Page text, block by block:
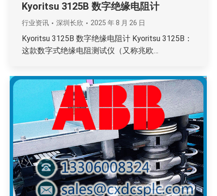
Kyoritsu 3125B 数字绝缘电阻计
行业资讯 深圳长欣 2025 年 8 月 26 日
Kyoritsu 3125B 数字绝缘电阻计 Kyoritsu 3125B：
这款数字式绝缘电阻测试仪（又称兆欧…